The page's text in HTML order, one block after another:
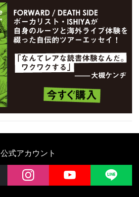
公式アカウント
instagram YouTube